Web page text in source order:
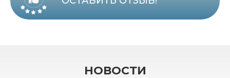
НОВОСТИ